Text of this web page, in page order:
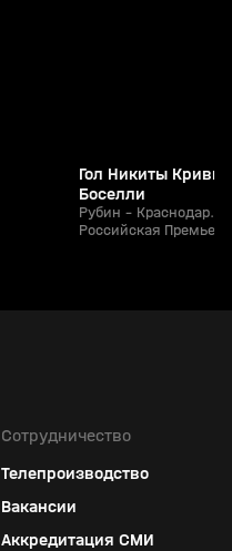
Гол Никиты
Боселли
Рубин - Краснодар.
Российская
Сотрудничество
Телепроизводство
Вакансии
Аккредитация СМИ